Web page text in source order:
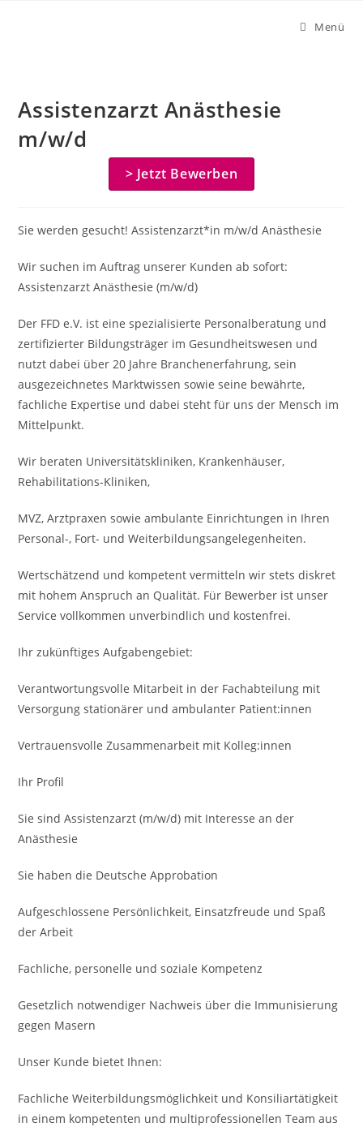
Menü
Assistenzarzt Anästhesie
m/w/d
> Jetzt Bewerben
Sie werden gesucht! Assistenzarzt*in m/w/d Anästhesie
Wir suchen im Auftrag unserer Kunden ab sofort:
Assistenzarzt Anästhesie (m/w/d)
Der FFD e.V. ist eine spezialisierte Personalberatung und
zertifizierter Bildungsträger im Gesundheitswesen und
nutzt dabei über 20 Jahre Branchenerfahrung, sein
ausgezeichnetes Marktwissen sowie seine bewährte,
fachliche Expertise und dabei steht für uns der Mensch im
Mittelpunkt.
Wir beraten Universitätskliniken, Krankenhäuser,
Rehabilitations-Kliniken,
MVZ, Arztpraxen sowie ambulante Einrichtungen in Ihren
Personal-, Fort- und Weiterbildungsangelegenheiten.
Wertschätzend und kompetent vermitteln wir stets diskret
mit hohem Anspruch an Qualität. Für Bewerber ist unser
Service vollkommen unverbindlich und kostenfrei.
Ihr zukünftiges Aufgabengebiet:
Verantwortungsvolle Mitarbeit in der Fachabteilung mit
Versorgung stationärer und ambulanter Patient:innen
Vertrauens­volle Zusammenarbeit mit Kolleg:innen
Ihr Profil
Sie sind Assistenzarzt (m/w/d) mit Interesse an der
Anästhesie
Sie haben die Deutsche Approbation
Aufgeschlossene Persönlich­keit, Einsatzfreude und Spaß
der Arbeit
Fachliche, personelle und soziale Kompetenz
Gesetzlich notwendiger Nachweis über die Immuni­sierung
gegen Masern
Unser Kunde bietet Ihnen:
Fachliche Weiterbildungsmöglichkeit und Konsiliar­tätigkeit
in einem kompe­tenten und multiprofessio­nellen Team aus